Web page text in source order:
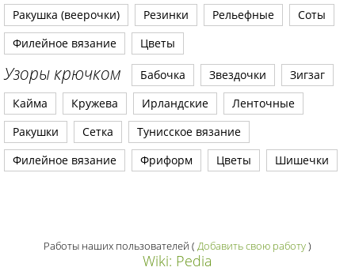
Ракушка (веерочки)
Резинки Рельефные
Соты
Филейное вязание
Цветы
Узоры крючком Бабочка Звездочки
Зигзаг
Кайма
Кружева Ирландские
Ленточные
Ракушки
Сетка
Тунисское вязание
Филейное вязание
Фриформ Цветы Шишечки
Работы наших пользователей ( Добавить свою работу)
Wiki: Pedia